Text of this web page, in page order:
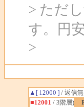
> ただ
す。円
>
▲[ 12000 ]/ 返信無
■12001 / 3階層)